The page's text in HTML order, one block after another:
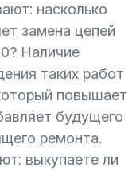
насколько
замена цепей
Наличие
таких работ
повышает
будущего
ремонта.
выкупаете ли